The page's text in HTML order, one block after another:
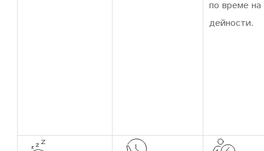
по време на
дейности.